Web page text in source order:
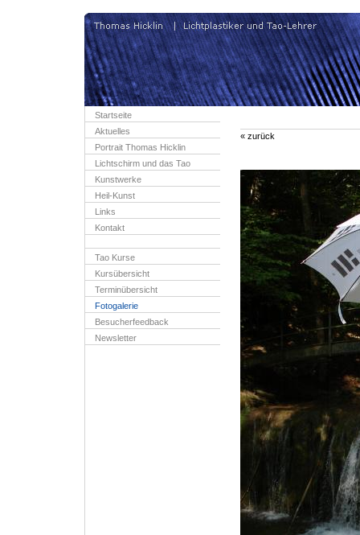
Startseite
Aktuelles
Portrait Thomas Hicklin
Lichtschirm und das Tao
Kunstwerke
Heil-Kunst
Links
Kontakt
Tao Kurse
Kursübersicht
Terminübersicht
Fotogalerie
Besucherfeedback
Newsletter
« zurück